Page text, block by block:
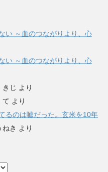
い ～血のつながりより、心
い ～血のつながりより、心
きじ より
て より
るのは嘘だった。玄米を10年
ねき より